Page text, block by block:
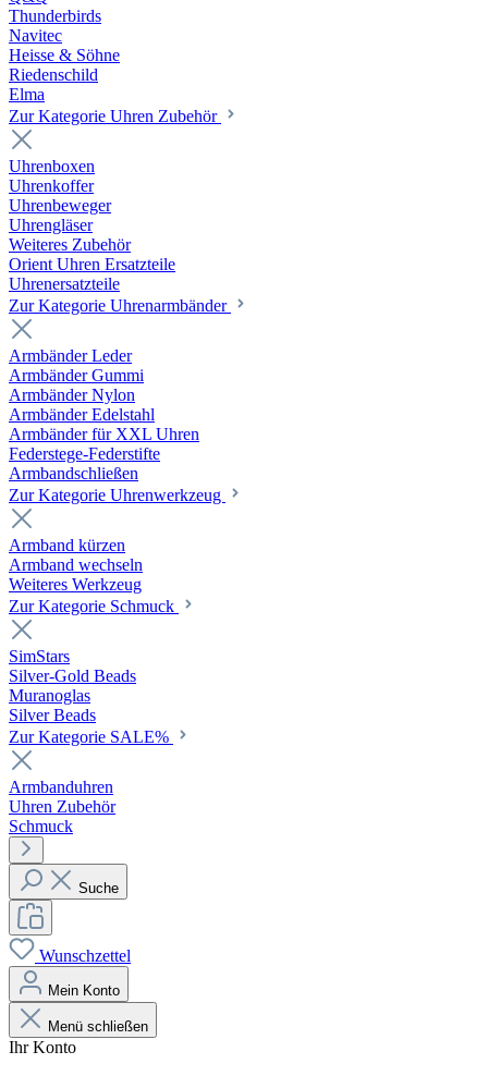
Thunderbirds
Navitec
Heisse & Söhne
Riedenschild
Elma
Zur Kategorie Uhren Zubehör
Uhrenboxen
Uhrenkoffer
Uhrenbeweger
Uhrengläser
Weiteres Zubehör
Orient Uhren Ersatzteile
Uhrenersatzteile
Zur Kategorie Uhrenarmbänder
Armbänder Leder
Armbänder Gummi
Armbänder Nylon
Armbänder Edelstahl
Armbänder für XXL Uhren
Federstege-Federstifte
Armbandschließen
Zur Kategorie Uhrenwerkzeug
Armband kürzen
Armband wechseln
Weiteres Werkzeug
Zur Kategorie Schmuck
SimStars
Silver-Gold Beads
Muranoglas
Silver Beads
Zur Kategorie SALE%
Armbanduhren
Uhren Zubehör
Schmuck
Suche
Wunschzettel
Mein Konto
Menü schließen
Ihr Konto